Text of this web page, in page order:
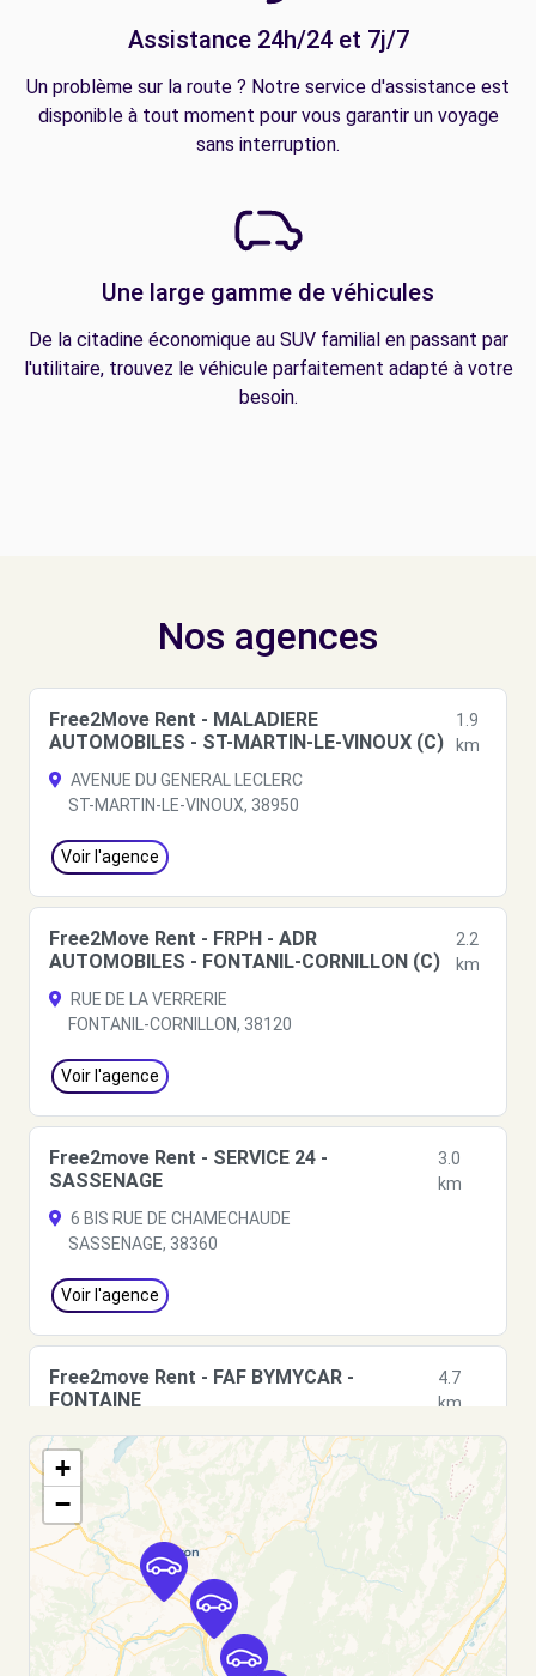
Assistance 24h/24 et 7j/7
Un problème sur la route ? Notre service d'assistance est
disponible à tout moment pour vous garantir un voyage
sans interruption.
Une large gamme de véhicules
De la citadine économique au SUV familial en passant par
l'utilitaire, trouvez le véhicule parfaitement adapté à votre
besoin.
Nos agences
Free2Move Rent - MALADIERE
AUTOMOBILES - ST-MARTIN-LE-VINOUX (C)
1.9
km
AVENUE DU GENERAL LECLERC
ST-MARTIN-LE-VINOUX, 38950
Voir l'agence
Free2Move Rent - FRPH - ADR
AUTOMOBILES - FONTANIL-CORNILLON (C)
2.2
km
RUE DE LA VERRERIE
FONTANIL-CORNILLON, 38120
Voir l'agence
Free2move Rent - SERVICE 24 -
SASSENAGE
3.0
km
6 BIS RUE DE CHAMECHAUDE
SASSENAGE, 38360
Voir l'agence
Free2move Rent - FAF BYMYCAR -
FONTAINE
4.7
km
BOULEVARD PAUL LANGEVIN
FONTAINE, 38600
Voir l'agence
Free2move Rent - OPL BYMYCAR GRENOBLE
- FONTAINE (O)
km
43/45 boulevard Paul Langevin
+
−